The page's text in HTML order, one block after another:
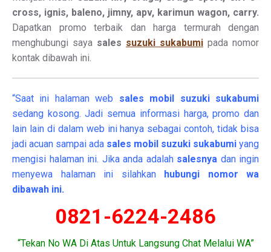
cross, ignis, baleno, jimny, apv, karimun wagon, carry.
Dapatkan promo terbaik dan harga termurah dengan
menghubungi saya sales suzuki sukabumi pada nomor
kontak dibawah ini.
“Saat ini halaman web sales mobil suzuki sukabumi
sedang kosong. Jadi semua informasi harga, promo dan
lain lain di dalam web ini hanya sebagai contoh, tidak bisa
jadi acuan sampai ada sales mobil suzuki sukabumi yang
mengisi halaman ini. Jika anda adalah salesnya dan ingin
menyewa halaman ini silahkan hubungi nomor wa
dibawah ini.
0821-6224-2486
“Tekan No WA Di Atas Untuk Langsung Chat Melalui WA”